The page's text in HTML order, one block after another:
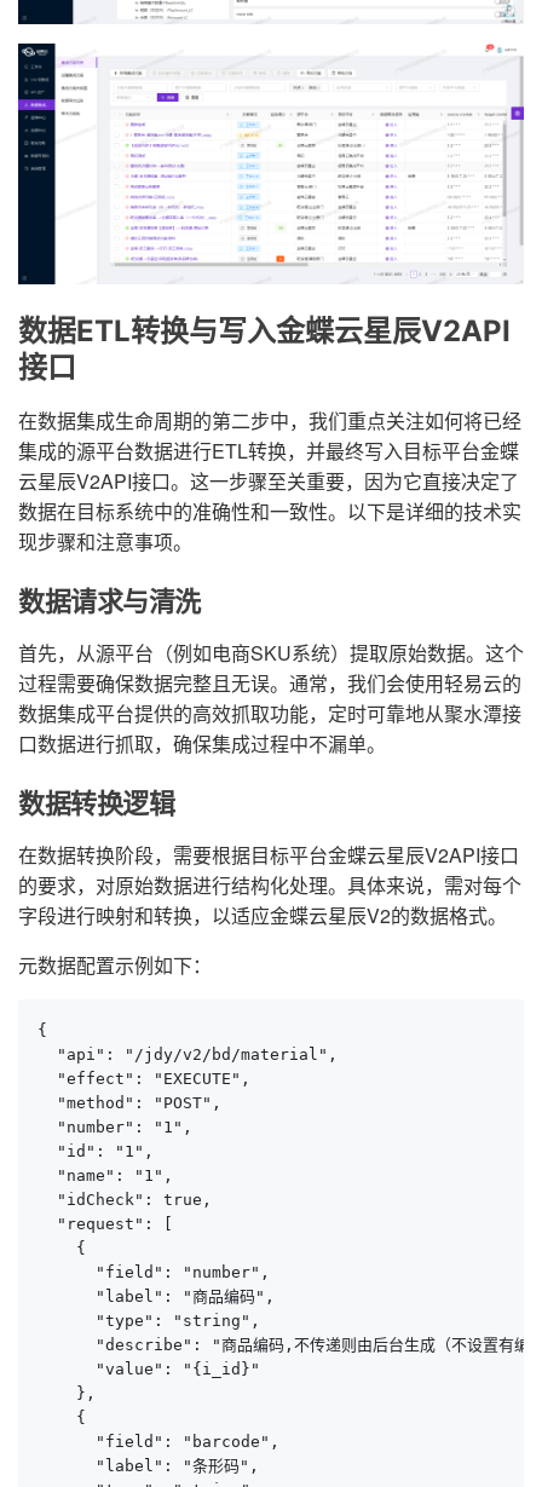
数据ETL转换与写入金蝶云星辰V2API
接口
在数据集成生命周期的第二步中，我们重点关注如何将已经
集成的源平台数据进行ETL转换，并最终写入目标平台金蝶
云星辰V2API接口。这一步骤至关重要，因为它直接决定了
数据在目标系统中的准确性和一致性。以下是详细的技术实
现步骤和注意事项。
数据请求与清洗
首先，从源平台（例如电商SKU系统）提取原始数据。这个
过程需要确保数据完整且无误。通常，我们会使用轻易云的
数据集成平台提供的高效抓取功能，定时可靠地从聚水潭接
口数据进行抓取，确保集成过程中不漏单。
数据转换逻辑
在数据转换阶段，需要根据目标平台金蝶云星辰V2API接口
的要求，对原始数据进行结构化处理。具体来说，需对每个
字段进行映射和转换，以适应金蝶云星辰V2的数据格式。
元数据配置示例如下：
{
  "api": "/jdy/v2/bd/material",
  "effect": "EXECUTE",
  "method": "POST",
  "number": "1",
  "id": "1",
  "name": "1",
  "idCheck": true,
  "request": [
    {
      "field": "number",
      "label": "商品编码",
      "type": "string",
"describe": "商品编码,不传递则由后台生成（不设置有编
      "value": "{i_id}"
    },
    {
      "field": "barcode",
      "label": "条形码",